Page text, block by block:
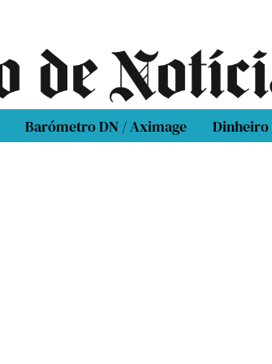
Barómetro DN / Aximage Dinheiro